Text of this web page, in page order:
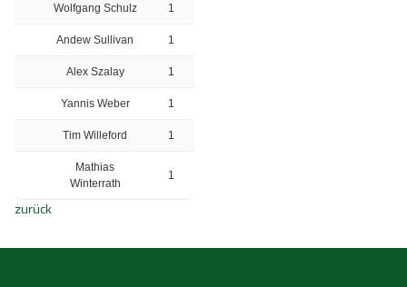
Wolfgang Schulz 1
Andew Sullivan 1
Alex Szalay 1
Yannis Weber 1
Tim Willeford 1
Mathias
Winterrath
1
zurück